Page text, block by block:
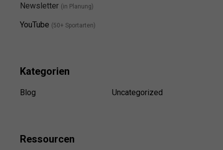
Newsletter (in Planung)
YouTube (50+ Sportarten)
Kategorien
Blog Uncategorized
Ressourcen